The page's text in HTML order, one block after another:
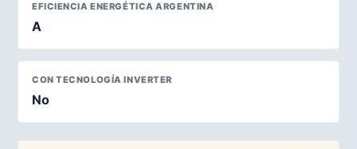
EFICIENCIA ENERGÉTICA ARGENTINA
A
CON TECNOLOGÍA INVERTER
No